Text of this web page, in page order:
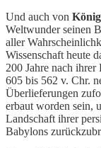
Und auch von
Weltwunder seinen
aller
Wissenschaft heute
200 Jahre nach
605 bis 562 v. Chr.
Überlieferungen
erbaut worden sein,
Landschaft ihrer
Babylons